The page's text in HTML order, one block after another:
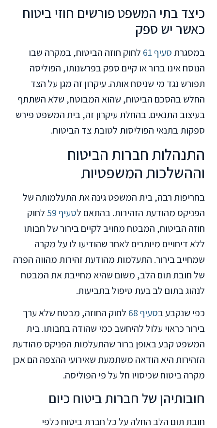
כיצד בתי המשפט פורשים חוזי ביטוח
כאשר יש ספק
במסגרת סעיף 61
לחוק חוזה הביטוח, במקרה שבו
הנוסח אינו ברור או קיים ספק בפרשנותו, הפוליסה
תפורש נגד מי שניסח אותה. עיקרון זה מגן על הצד
החלש בהסכם הביטוח, שהוא המבוטח, שלא השתתף
בעיצוב התנאים. בהחלת עיקרון זה, בית המשפט פירש
ספקות בתנאי הפוליסות לטובת צד הביטוח.
התנהלות חברות הביטוח
וההשלכות המשפטיות
בחריפות רבה, בית המשפט גינה את התעלמותה של
הפניקס מהודעת הזהירות. בהתאם לסעיף 59
לחוק
חוזה הביטוח, המבטח מחויב לקיים בירור של חבותו
ללא דיחויים מיותרים לאחר שהודיעו לו על מקרה
שמחייב בירור. התעלמות מהודעת זהירות מהווה הפרה
של חובת תום הלב, משום שהיא מחייבת את המבטח
לנהוג בתום לב בעת טיפול בתביעות.
כפי שנקבע בסעיף 68
לחוק החוזה, מבטח שלא ערך
בירור כראוי עלול להיחשב כמי שהודה בחבותו. בית
המשפט קבע באופן ברור שהתעלמות הפניקס מהודעת
הזהירות היא הודאה משתמעת שאירועי ההצפה הם אכן
מקרה ביטוח שכיסויו חל על פי הפוליסה.
חובותיהן של חברות ביטוח כיום
חובת תום הלב החלה על כל חברת ביטוח כלפי